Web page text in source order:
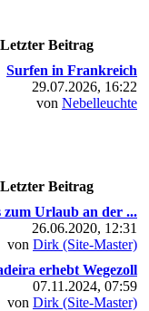
Letzter Beitrag
Surfen in Frankreich
29.07.2026, 16:22
von Nebelleuchte
Letzter Beitrag
zum Urlaub an der ...
26.06.2020, 12:31
von Dirk (Site-Master)
erhebt Wegezoll
07.11.2024, 07:59
von Dirk (Site-Master)